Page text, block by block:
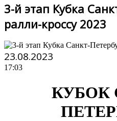
3-й этап Кубка
ралли-кроссу 2023
23.08.2023
17:03
КУБОК